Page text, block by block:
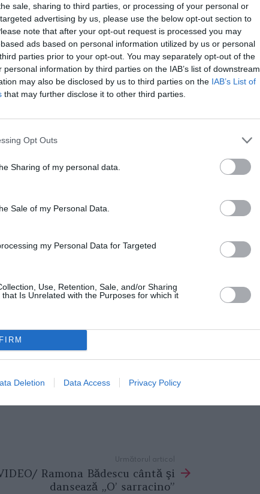
sale, sharing to third parties, or processing of your personal or
advertising by us, please use the below opt-out section to
note that after your opt-out request is processed you may
ads based on personal information utilized by us or personal
parties prior to your opt-out. You may separately opt-out of the
information by third parties on the IAB’s list of downstream
may also be disclosed by us to third parties on the IAB’s List of
that may further disclose it to other third parties.
Opt Outs
Sharing of my personal data.
Sale of my Personal Data.
my Personal Data for Targeted
Use, Retention, Sale, and/or Sharing
Is Unrelated with the Purposes for which it
Deletion Data Access Privacy Policy
FERNANDO, SEBASTIAN E
persoanelor care şi-au pierdut
să trăiască”.
instituţiilor italiene şi ai altor
adeziunea la comemorare.
Următorul articol
Ramona Bădescu cântă şi
dansează „O’ sarracino”